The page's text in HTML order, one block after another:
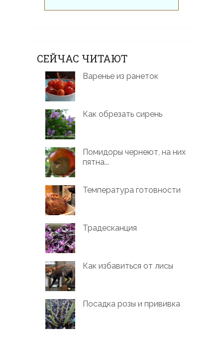
СЕЙЧАС ЧИТАЮТ
Варенье из ранеток
Как обрезать сирень
Помидоры чернеют, на них
пятна...
Температура готовности
Традесканция
Как избавиться от лисы
Посадка розы и прививка